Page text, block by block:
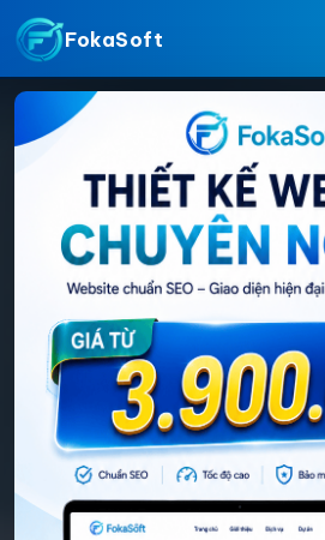
FokaSoft